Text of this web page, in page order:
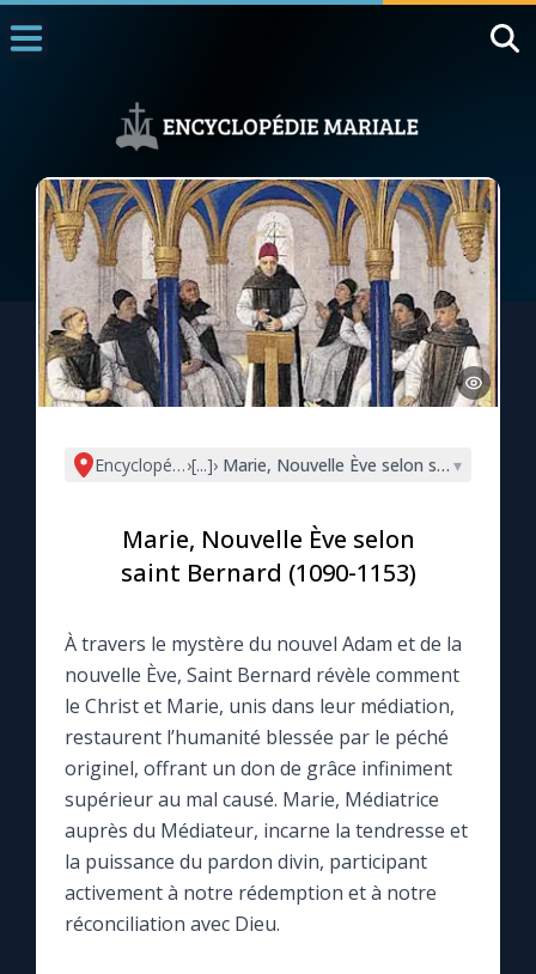
1000 Raisons de Croire
L'actualité de la semaine
La chaîne Youtube
La newsletter
La vidéo de la semaine
Le magazine
Le site internet
Questions-réponses
Prier au quotidien
Avec Thérèse de Lisieux
Encyclopédie mariale
›[...]› Marie, Nouvelle Ève selon saint
▾
Marie, Nouvelle Ève selon
saint Bernard (1090-1153)
À travers le mystère du nouvel Adam et de la
nouvelle Ève, Saint Bernard révèle comment
le Christ et Marie, unis dans leur médiation,
restaurent l’humanité blessée par le péché
originel, offrant un don de grâce infiniment
supérieur au mal causé. Marie, Médiatrice
auprès du Médiateur, incarne la tendresse et
la puissance du pardon divin, participant
activement à notre rédemption et à notre
réconciliation avec Dieu.